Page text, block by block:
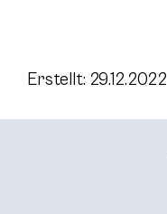
Erstellt: 29.12.2022